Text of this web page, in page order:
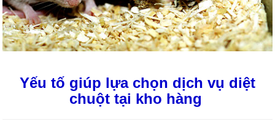
Yếu tố giúp lựa chọn dịch vụ diệt
chuột tại kho hàng